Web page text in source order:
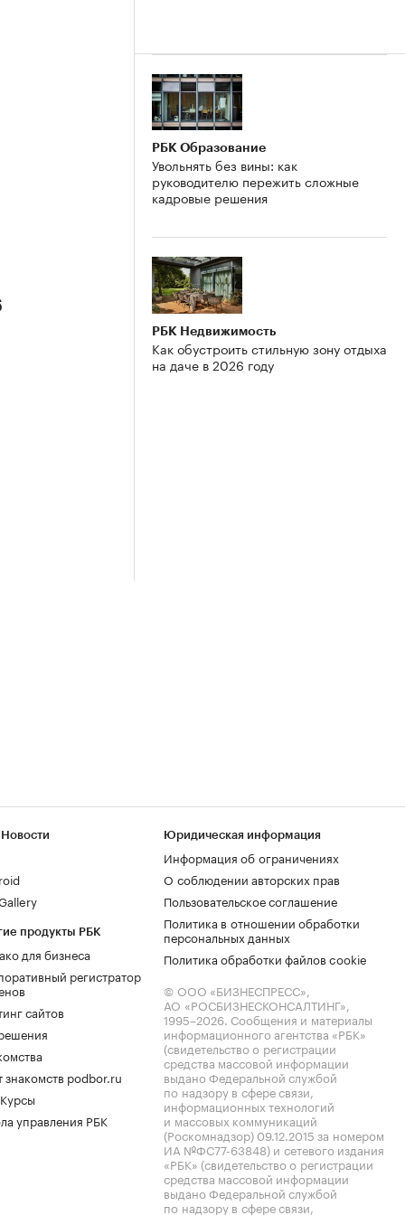
РБК Образование
Увольнять без вины: как
руководителю пережить сложные
кадровые решения
РБК Недвижимость
Как обустроить стильную зону отдыха
на даче в 2026 году
продукты РБК
для бизнеса
регистратор
сайтов
знакомств podbor.ru
управления РБК
Юридическая информация
Информация об ограничениях
О соблюдении авторских прав
Пользовательское соглашение
Политика в отношении обработки
персональных данных
Политика обработки файлов cookie
© ООО «БИЗНЕСПРЕСС»,
АО «РОСБИЗНЕСКОНСАЛТИНГ»,
1995–2026. Сообщения и материалы
информационного агентства «РБК»
(свидетельство о регистрации
средства массовой информации
выдано Федеральной службой
по надзору в сфере связи,
информационных технологий
и массовых коммуникаций
(Роскомнадзор) 09.12.2015 за номером
ИА №ФС77-63848) и сетевого издания
«РБК» (свидетельство о регистрации
средства массовой информации
выдано Федеральной службой
по надзору в сфере связи,